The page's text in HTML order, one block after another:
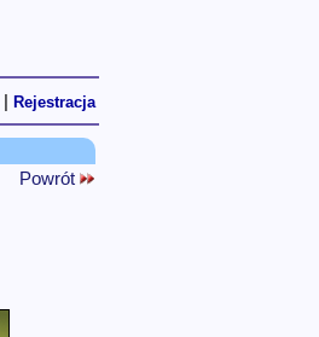
Rejestracja
Powrót